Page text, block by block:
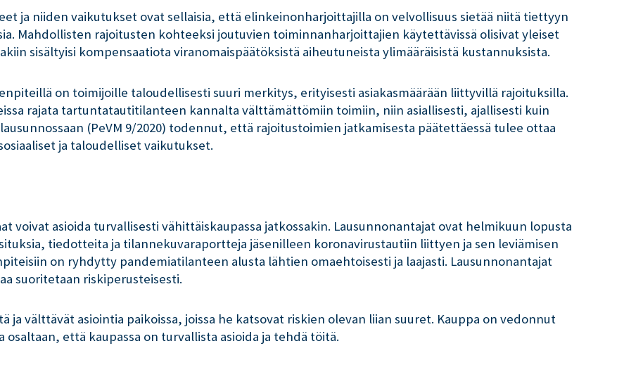
ja niiden vaikutukset ovat sellaisia, että elinkeinonharjoittajilla on velvollisuus sietää niitä tiettyyn
Mahdollisten rajoitusten kohteeksi joutuvien toiminnanharjoittajien käytettävissä olisivat yleiset
sisältyisi kompensaatiota viranomaispäätöksistä aiheutuneista ylimääräisistä kustannuksista.
on toimijoille taloudellisesti suuri merkitys, erityisesti asiakasmäärään liittyvillä rajoituksilla.
rajata tartuntatautitilanteen kannalta välttämättömiin toimiin, niin asiallisesti, ajallisesti kuin
(PeVM 9/2020) todennut, että rajoitustoimien jatkamisesta päätettäessä tulee ottaa
ja taloudelliset vaikutukset.
voivat asioida turvallisesti vähittäiskaupassa jatkossakin. Lausunnonantajat ovat helmikuun lopusta
tiedotteita ja tilannekuvaraportteja jäsenilleen koronavirustautiin liittyen ja sen leviämisen
on ryhdytty pandemiatilanteen alusta lähtien omaehtoisesti ja laajasti. Lausunnonantajat
suoritetaan riskiperusteisesti.
välttävät asiointia paikoissa, joissa he katsovat riskien olevan liian suuret. Kauppa on vedonnut
että kaupassa on turvallista asioida ja tehdä töitä.